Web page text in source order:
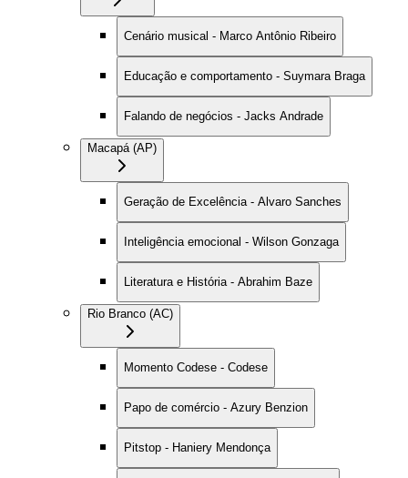
Cenário musical - Marco Antônio Ribeiro
Educação e comportamento - Suymara Braga
Falando de negócios - Jacks Andrade
Macapá (AP)
Geração de Excelência - Alvaro Sanches
Inteligência emocional - Wilson Gonzaga
Literatura e História - Abrahim Baze
Rio Branco (AC)
Momento Codese - Codese
Papo de comércio - Azury Benzion
Pitstop - Haniery Mendonça